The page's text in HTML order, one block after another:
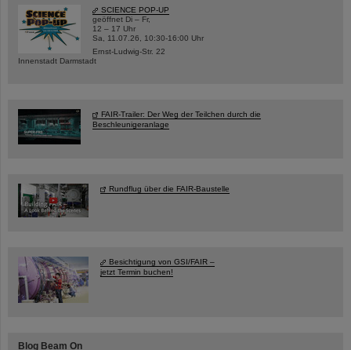
SCIENCE POP-UP
geöffnet Di – Fr,
12 – 17 Uhr
Sa, 11.07.26, 10:30-16:00 Uhr
Ernst-Ludwig-Str. 22
Innenstadt Darmstadt
FAIR-Trailer: Der Weg der Teilchen durch die
Beschleunigeranlage
Rundflug über die FAIR-Baustelle
Besichtigung von GSI/FAIR –
jetzt Termin buchen!
Blog Beam On